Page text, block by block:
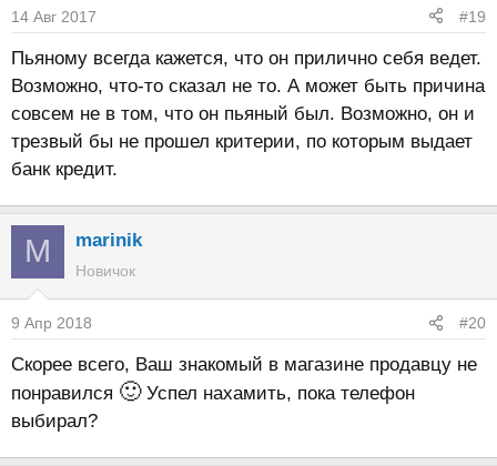
14 Авг 2017 #19
Пьяному всегда кажется, что он прилично себя ведет.
Возможно, что-то сказал не то. А может быть причина
совсем не в том, что он пьяный был. Возможно, он и
трезвый бы не прошел критерии, по которым выдает
банк кредит.
M marinik
Новичок
9 Апр 2018 #20
Скорее всего, Ваш знакомый в магазине продавцу не
понравился 🙂Успел нахамить, пока телефон
выбирал?